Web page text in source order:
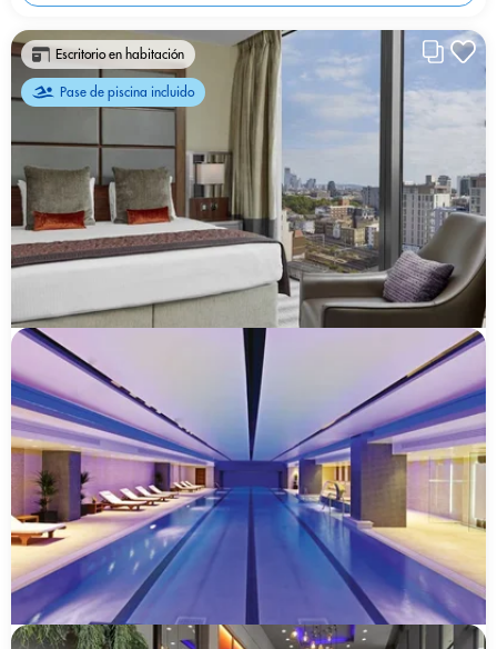
Escritorio en habitación
Pase de piscina incluido